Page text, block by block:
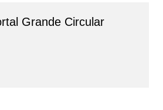
Grande Circular